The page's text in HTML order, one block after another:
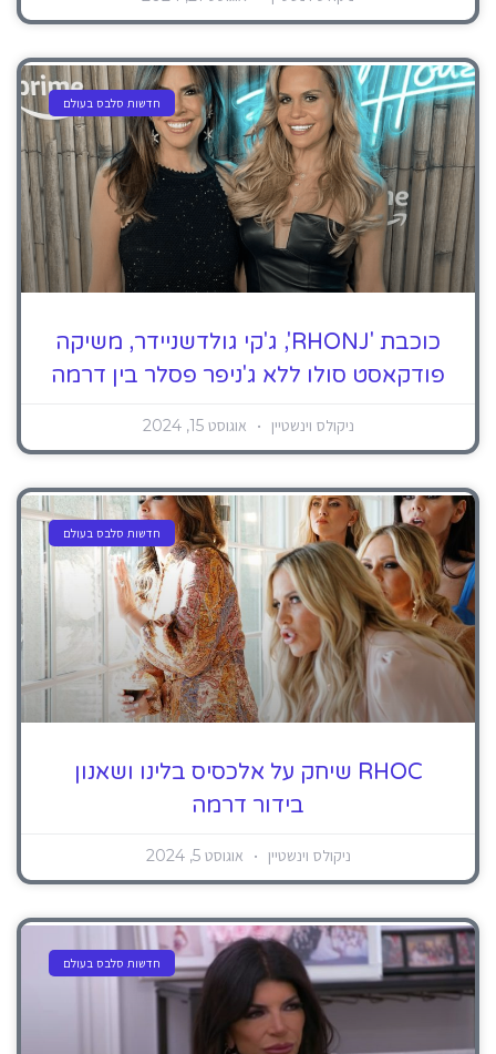
חדשות סלבס בעולם
כוכבת 'RHONJ', ג'קי גולדשניידר, משיקה
פודקאסט סולו ללא ג'ניפר פסלר בין דרמה
ניקולס וינשטיין אוגוסט 15, 2024
חדשות סלבס בעולם
RHOC שיחק על אלכסיס בלינו ושאנון
בידור דרמה
ניקולס וינשטיין אוגוסט 5, 2024
חדשות סלבס בעולם